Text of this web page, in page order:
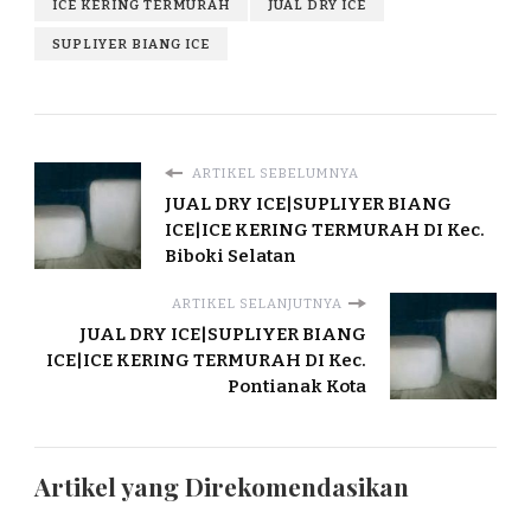
ICE KERING TERMURAH JUAL DRY ICE
SUPLIYER BIANG ICE
ARTIKEL SEBELUMNYA
JUAL DRY ICE|SUPLIYER BIANG
ICE|ICE KERING TERMURAH DI Kec.
Biboki Selatan
ARTIKEL SELANJUTNYA
JUAL DRY ICE|SUPLIYER BIANG
ICE|ICE KERING TERMURAH DI Kec.
Pontianak Kota
Artikel yang Direkomendasikan